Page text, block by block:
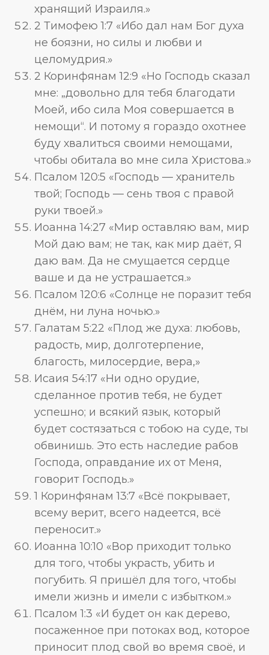
хранящий Израиля.»
2 Тимофею 1:7 «Ибо дал нам Бог духа
не боязни, но силы и любви и
целомудрия.»
2 Коринфянам 12:9 «Но Господь сказал
мне: „довольно для тебя благодати
Моей, ибо сила Моя совершается в
немощи“. И потому я гораздо охотнее
буду хвалиться своими немощами,
чтобы обитала во мне сила Христова.»
Псалом 120:5 «Господь — хранитель
твой; Господь — сень твоя с правой
руки твоей.»
Иоанна 14:27 «Мир оставляю вам, мир
Мой даю вам; не так, как мир даёт, Я
даю вам. Да не смущается сердце
ваше и да не устрашается.»
Псалом 120:6 «Солнце не поразит тебя
днём, ни луна ночью.»
Галатам 5:22 «Плод же духа: любовь,
радость, мир, долготерпение,
благость, милосердие, вера,»
Исаия 54:17 «Ни одно орудие,
сделанное против тебя, не будет
успешно; и всякий язык, который
будет состязаться с тобою на суде, ты
обвинишь. Это есть наследие рабов
Господа, оправдание их от Меня,
говорит Господь.»
1 Коринфянам 13:7 «Всё покрывает,
всему верит, всего надеется, всё
переносит.»
Иоанна 10:10 «Вор приходит только
для того, чтобы украсть, убить и
погубить. Я пришёл для того, чтобы
имели жизнь и имели с избытком.»
Псалом 1:3 «И будет он как дерево,
посаженное при потоках вод, которое
приносит плод свой во время своё, и